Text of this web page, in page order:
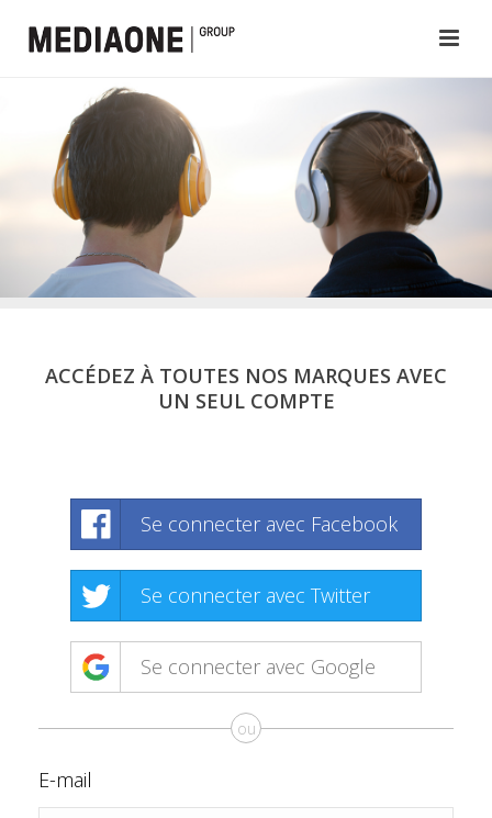
ACCÉDEZ À TOUTES NOS MARQUES AVEC
UN SEUL COMPTE
Se connecter avec Facebook
Se connecter avec Twitter
Se connecter avec Google
ou
E-mail